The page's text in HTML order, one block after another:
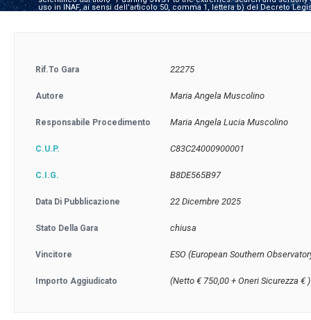
uso in INAF, ai sensi dell’articolo 50, comma 1, lettera b) del Decreto
Rif.to Gara 22275
Autore Maria Angela Muscolino
Responsabile Procedimento Maria Angela Lucia Muscolino
C.U.P. C83C24000900001
C.I.G. B8DE565B97
Data Di Pubblicazione 22 Dicembre 2025
Stato Della Gara chiusa
Vincitore ESO (European Southern
Importo Aggiudicato (Netto € 750,00 + Oneri Sicurezza €